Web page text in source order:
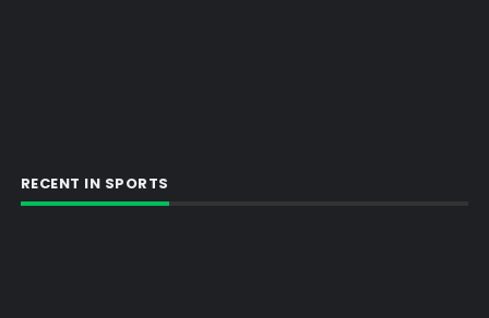
RECENT IN SPORTS